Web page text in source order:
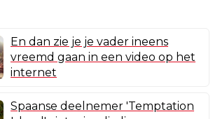
En dan zie je je vader ineens
vreemd gaan in een video op het
internet
Spaanse deelnemer 'Temptation